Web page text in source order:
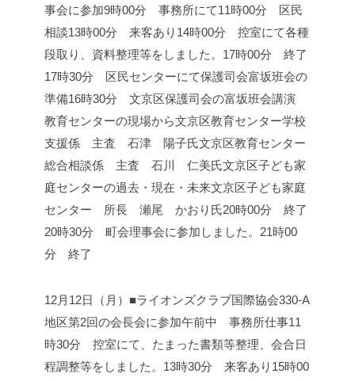
事会に参加9時00分 事務所にて11時00分 区民
相談13時00分 来客あり 14時00分 控室にて各種
段取り、資料整理等をしました。 17時00分 終了
17時30分 区民センターにて保護司会富坂班会の
準備16時30分 文京区保護司会の富坂班会講演
教育センターの現場から文京区教育センター学校
支援係 主査 石津 陽子氏文京区教育センター
総合相談係 主査 石川 仁美氏文京区子ども家
庭センターの過去・現在・未来文京区子ども家庭
センター 所長 瀬尾 かおり氏20時00分 終了
20時30分 町会理事会に参加しました。 21時00
分 終了
12月12日（月）■ライオンズクラブ国際協会330-A
地区第2回の会長会に参加午前中 事務所仕事11
時30分 控室にて、たまった書類等整理、会合日
程調整等をしました。 13時30分 来客あり 15時00